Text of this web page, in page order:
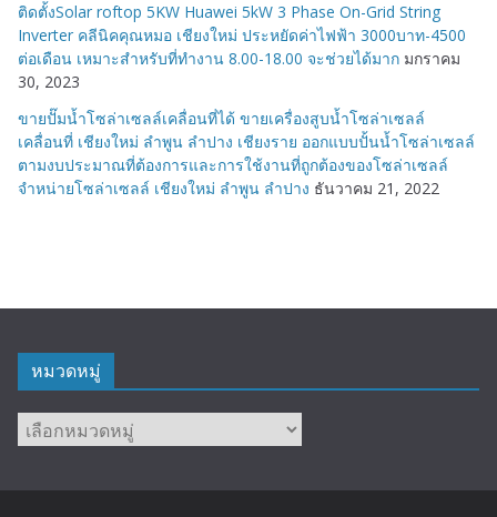
ติดตั้งSolar roftop 5KW Huawei 5kW 3 Phase On-Grid String
Inverter คลีนิคคุณหมอ เชียงใหม่ ประหยัดค่าไฟฟ้า 3000บาท-4500
ต่อเดือน เหมาะสำหรับที่ทำงาน 8.00-18.00 จะช่วยได้มาก มกราคม
30, 2023
ขายปั๊มน้ำโซล่าเซลล์เคลื่อนที่ได้ ขายเครื่องสูบน้ำโซล่าเซลล์
เคลื่อนที่ เชียงใหม่ ลำพูน ลำปาง เชียงราย ออกแบบปั้นน้ำโซล่าเซลล์
ตามงบประมาณที่ต้องการและการใช้งานที่ถูกต้องของโซล่าเซลล์
จำหน่ายโซล่าเซลล์ เชียงใหม่ ลำพูน ลำปาง ธันวาคม 21, 2022
หมวดหมู่
หมวด